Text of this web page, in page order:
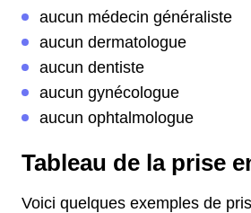
aucun médecin généraliste
aucun dermatologue
aucun dentiste
aucun gynécologue
aucun ophtalmologue
Tableau de la prise
Voici quelques exemples de